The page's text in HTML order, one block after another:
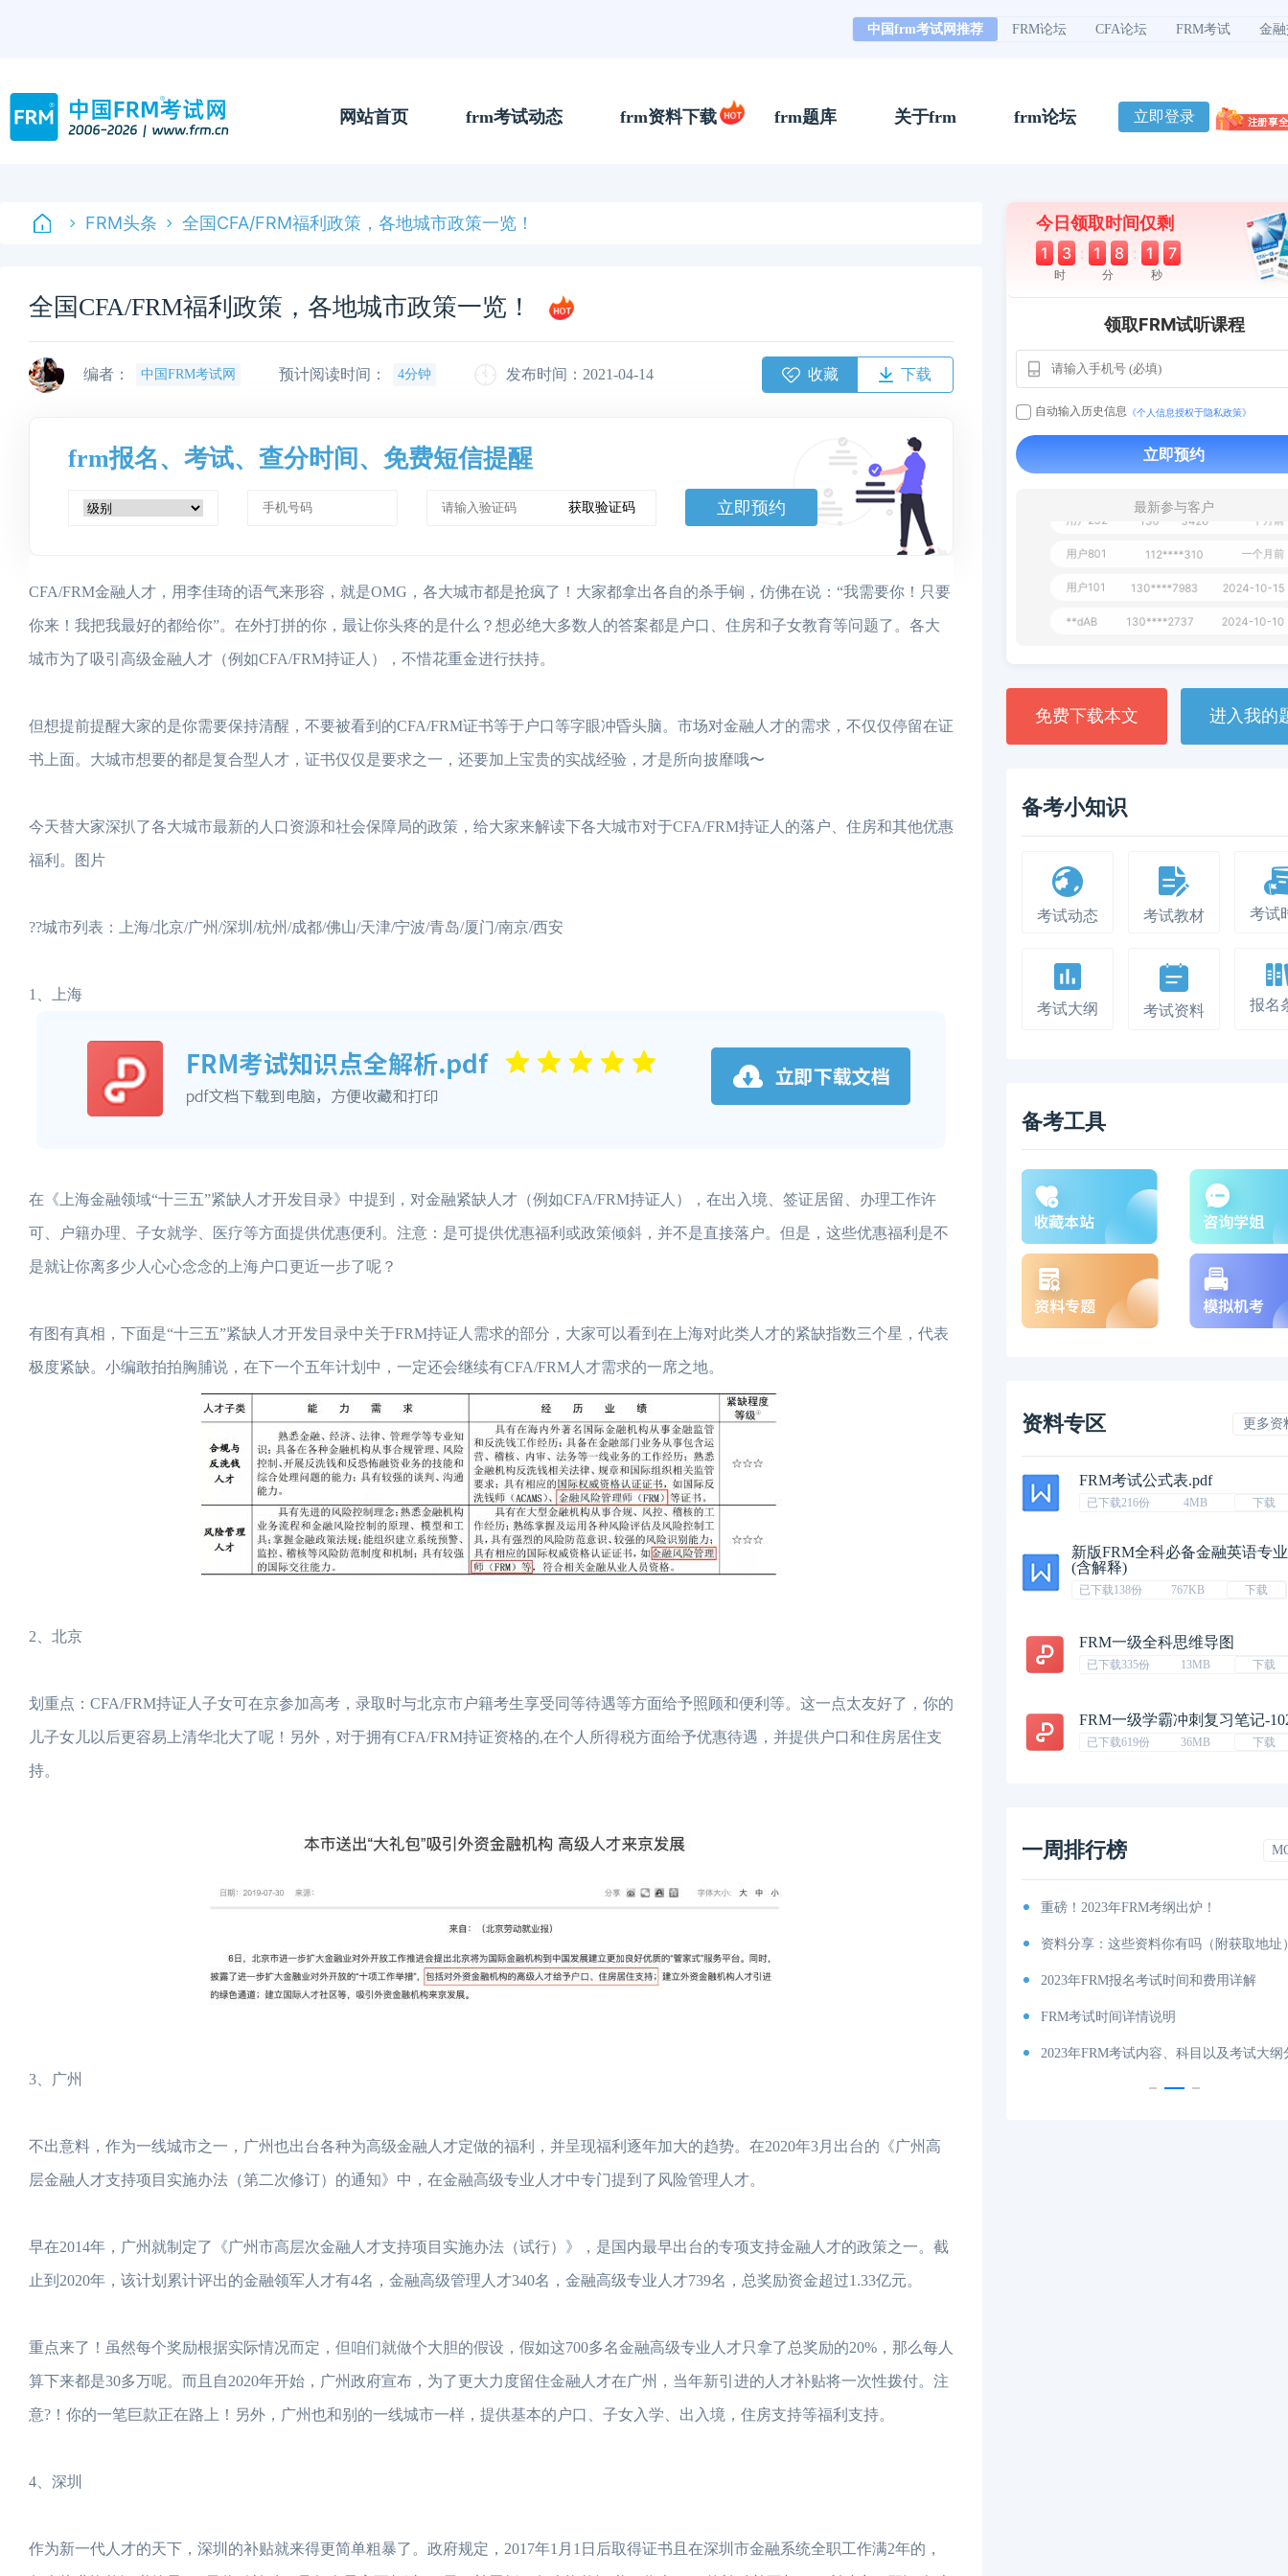
中国frm考试网推荐 FRM论坛 CFA论坛 FRM考试 金
网站首页 frm考试动态 frm资料下载 frm题库 关于frm frm论坛 立即登录
FRM头条 全国CFA/FRM福利政策，各地城市政策一览！
全国CFA/FRM福利政策，各地城市政策一览！
编者： 中国FRM考试网 预计阅读时间： 4分钟 发布时间：2021-04-14 收藏 下载
frm报名、考试、查分时间、免费短信提醒
获取验证码 立即预约
CFA/FRM金融人才，用李佳琦的语气来形容，就是OMG，各大城市都是抢疯了！大家都拿出各自的杀手锏，仿佛在说：“我需要你！只要
你来！我把我最好的都给你”。在外打拼的你，最让你头疼的是什么？想必绝大多数人的答案都是户口、住房和子女教育等问题了。各大
城市为了吸引高级金融人才（例如CFA/FRM持证人），不惜花重金进行扶持。
但想提前提醒大家的是你需要保持清醒，不要被看到的CFA/FRM证书等于户口等字眼冲昏头脑。市场对金融人才的需求，不仅仅停留在证
书上面。大城市想要的都是复合型人才，证书仅仅是要求之一，还要加上宝贵的实战经验，才是所向披靡哦〜
今天替大家深扒了各大城市最新的人口资源和社会保障局的政策，给大家来解读下各大城市对于CFA/FRM持证人的落户、住房和其他优惠
福利。图片
??城市列表：上海/北京/广州/深圳/杭州/成都/佛山/天津/宁波/青岛/厦门/南京/西安
1、上海
在《上海金融领域“十三五”紧缺人才开发目录》中提到，对金融紧缺人才（例如CFA/FRM持证人），在出入境、签证居留、办理工作许
可、户籍办理、子女就学、医疗等方面提供优惠便利。注意：是可提供优惠福利或政策倾斜，并不是直接落户。但是，这些优惠福利是不
是就让你离多少人心心念念的上海户口更近一步了呢？
有图有真相，下面是“十三五”紧缺人才开发目录中关于FRM持证人需求的部分，大家可以看到在上海对此类人才的紧缺指数三个星，代表
极度紧缺。小编敢拍拍胸脯说，在下一个五年计划中，一定还会继续有CFA/FRM人才需求的一席之地。
2、北京
划重点：CFA/FRM持证人子女可在京参加高考，录取时与北京市户籍考生享受同等待遇等方面给予照顾和便利等。这一点太友好了，你的
儿子女儿以后更容易上清华北大了呢！另外，对于拥有CFA/FRM持证资格的,在个人所得税方面给予优惠待遇，并提供户口和住房居住支
持。
3、广州
不出意料，作为一线城市之一，广州也出台各种为高级金融人才定做的福利，并呈现福利逐年加大的趋势。在2020年3月出台的《广州高
层金融人才支持项目实施办法（第二次修订）的通知》中，在金融高级专业人才中专门提到了风险管理人才。
早在2014年，广州就制定了《广州市高层次金融人才支持项目实施办法（试行）》，是国内最早出台的专项支持金融人才的政策之一。截
止到2020年，该计划累计评出的金融领军人才有4名，金融高级管理人才340名，金融高级专业人才739名，总奖励资金超过1.33亿元。
重点来了！虽然每个奖励根据实际情况而定，但咱们就做个大胆的假设，假如这700多名金融高级专业人才只拿了总奖励的20%，那么每人
算下来都是30多万呢。而且自2020年开始，广州政府宣布，为了更大力度留住金融人才在广州，当年新引进的人才补贴将一次性拨付。注
意?！你的一笔巨款正在路上！另外，广州也和别的一线城市一样，提供基本的户口、子女入学、出入境，住房支持等福利支持。
4、深圳
作为新一代人才的天下，深圳的补贴就来得更简单粗暴了。政府规定，2017年1月1日后取得证书且在深圳市金融系统全职工作满2年的，
今日领取时间仅剩
1 3 : 1 8 : 1 6
时 分 秒
领取FRM试听课程
自动输入历史信息 《个人信息授权于隐私政策》
立即预约
最新参与客户
用户163 112****290
**AoZ 130****8017
用户349 130****9630 2024-11-15
130****3420
免费下载本文 进入我的
备考小知识
考试动态 考试教材 考试
考试大纲 考试资料 报名
备考工具
资料专区 更多资
FRM考试公式表.pdf
已下载216份 4MB 下载
新版FRM全科必备金融英语专
(含解释)
已下载138份 767KB 下载
FRM一级全科思维导图
已下载335份 13MB 下载
FRM一级学霸冲刺复习笔记-
已下载619份 36MB 下载
一周排行榜
2023年FRM考试安排汇总篇
FRM考试知识点：特雷诺比率
重磅！2023年FRM考纲出炉！
资料分享：这些资料你有吗（附获取地址
2023年FRM报名考试时间和费用详解
FRM考试时间详情说明
2023年FRM考试内容、科目以及考试大纲